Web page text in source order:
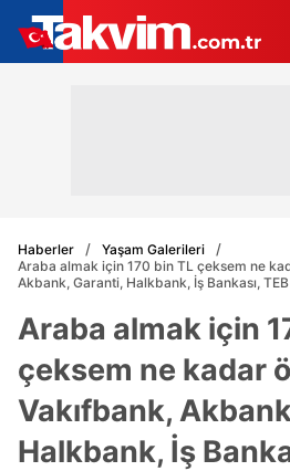
Haberler
Yaşam Galerileri
Araba almak için 170 bin TL çeksem ne
Akbank, Garanti, Halkbank, İş Bankası,
Araba almak için
çeksem ne kadar
Vakıfbank,
Halkbank, İş